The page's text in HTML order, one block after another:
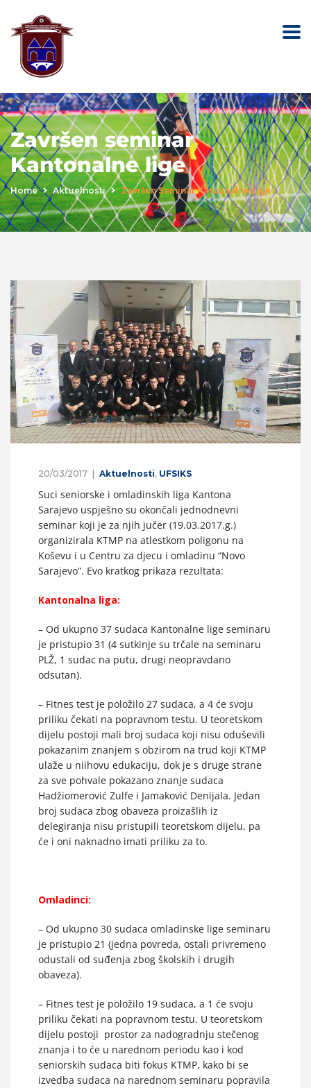
Završen seminar
Kantonalne lige
Home Aktuelnosti Završen Seminar Kantonalne Lige
20/03/2017 Aktuelnosti, UFSIKS
Suci seniorske i omladinskih liga Kantona
Sarajevo uspješno su okončali jednodnevni
seminar koji je za njih jučer (19.03.2017.g.)
organizirala KTMP na atlestkom poligonu na
Koševu i u Centru za djecu i omladinu “Novo
Sarajevo”. Evo kratkog prikaza rezultata:
Kantonalna liga:
– Od ukupno 37 sudaca Kantonalne lige seminaru
je pristupio 31 (4 sutkinje su trčale na seminaru
PLŽ, 1 sudac na putu, drugi neopravdano
odsutan).
– Fitnes test je položilo 27 sudaca, a 4 će svoju
priliku čekati na popravnom testu. U teoretskom
dijelu postoji mali broj sudaca koji nisu oduševili
pokazanim znanjem s obzirom na trud koji KTMP
ulaže u niihovu edukaciju, dok je s druge strane
za sve pohvale pokazano znanje sudaca
Hadžiomerović Zulfe i Jamaković Denijala. Jedan
broj sudaca zbog obaveza proizašlih iz
delegiranja nisu pristupili teoretskom dijelu, pa
će i oni naknadno imati priliku za to.
Omladinci:
– Od ukupno 30 sudaca omladinske lige seminaru
je pristupio 21 (jedna povreda, ostali privremeno
odustali od suđenja zbog školskih i drugih
obaveza).
– Fitnes test je položilo 19 sudaca, a 1 će svoju
priliku čekati na popravnom testu. U teoretskom
dijelu postoji prostor za nadogradnju stečenog
znanja i to će u narednom periodu kao i kod
seniorskih sudaca biti fokus KTMP, kako bi se
izvedba sudaca na narednom seminaru popravila